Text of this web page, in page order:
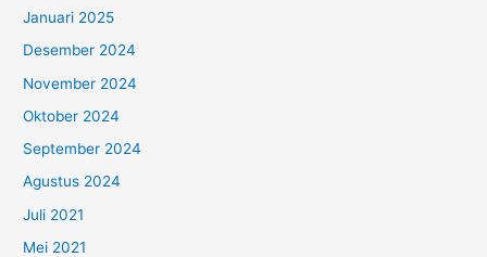
Januari 2025
Desember 2024
November 2024
Oktober 2024
September 2024
Agustus 2024
Juli 2021
Mei 2021